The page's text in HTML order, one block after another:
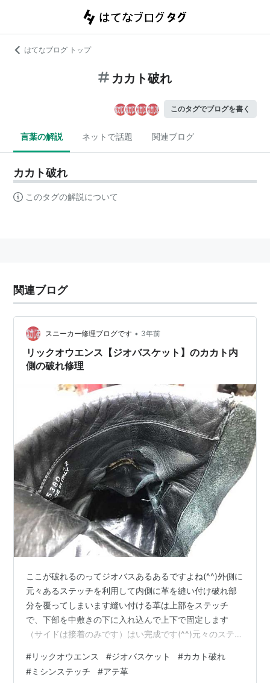
はてなブログ トップ
カカト破れ
このタグでブログを書く
言葉の解説 ネットで話題 関連ブログ
カカト破れ
このタグの解説について
関連ブログ
スニーカー修理ブログです • 3年前
リックオウエンス【ジオバスケット】のカカト内
側の破れ修理
ここが破れるのってジオバスあるあるですよね(^^)外側に
元々あるステッチを利用して内側に革を縫い付け破れ部
分を覆ってしまいます縫い付ける革は上部をステッチ
で、下部を中敷きの下に入れ込んで上下で固定します
（サイドは接着のみです）はい完成です(^^)元々のステッ
かりません破れの原因は欧米人より日本人の方がカカト
が小さいからだと思いますそのためジャストサイズを選
#リックオウエンス #ジオバスケット #カカト破れ
#ミシンステッチ #アテ革